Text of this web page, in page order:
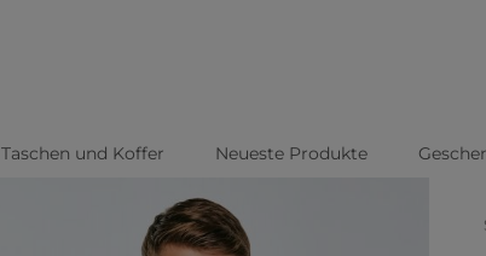
Taschen und Koffer Neueste Produkte